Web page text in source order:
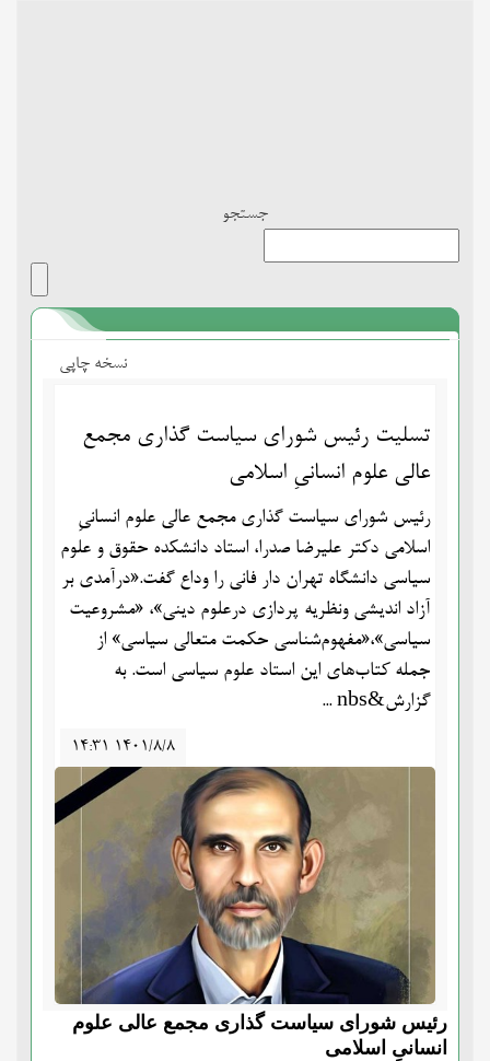
جستجو
نسخه چاپی
تسلیت رئیس شورای سیاست گذاری مجمع
عالی علوم انسانیِ اسلامی
رئیس شورای سیاست گذاری مجمع عالی علوم انسانیِ
اسلامی دکتر علیرضا صدرا، استاد دانشکده حقوق و علوم
سیاسی دانشگاه تهران دار فانی را وداع گفت.«درآمدی بر
آزاد اندیشی ونظریه پردازی درعلوم دینی»، «مشروعیت
سیاسی»،«مفهوم‌شناسی حکمت متعالی سیاسی» از
جمله کتاب‌‌های این استاد علوم سیاسی است. به
گزارش&nbs ...
۱۴:۳۱ ۱۴۰۱/۸/۸
رئیس شورای سیاست گذاری مجمع عالی علوم
انسانیِ اسلامی